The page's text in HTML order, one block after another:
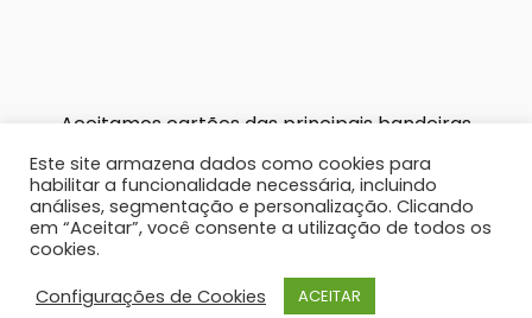
Aceitamos cartões das principais bandeiras
© 2020 Editora Reler. Todos os direitos reservados.
Este site armazena dados como cookies para
habilitar a funcionalidade necessária, incluindo
análises, segmentação e personalização. Clicando
em “Aceitar”, você consente a utilização de todos os
cookies.
Configurações de Cookies
ACEITAR